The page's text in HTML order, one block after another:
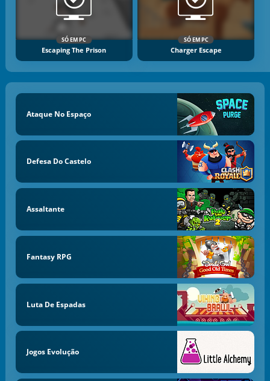
SÓ EM PC
Escaping The Prison
SÓ EM PC
Charger Escape
Ataque No Espaço
Defesa Do Castelo
Assaltante
Fantasy RPG
Luta De Espadas
Jogos Evolução